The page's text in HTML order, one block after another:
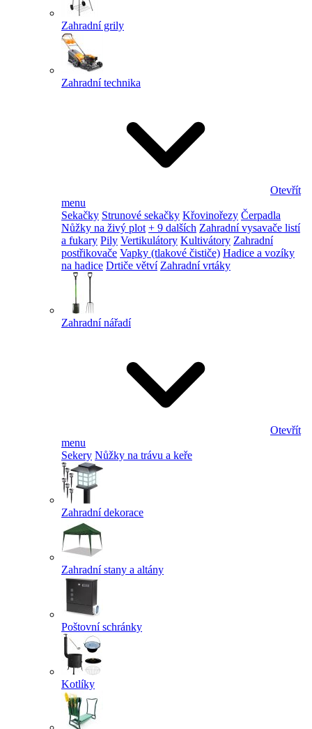
Zahradní grily
Zahradní technika
Otevřít
menu
Sekačky Strunové sekačky Křovinořezy Čerpadla
Nůžky na živý plot + 9 dalších Zahradní vysavače listí
a fukary Pily Vertikulátory Kultivátory Zahradní
postřikovače Vapky (tlakové čističe) Hadice a vozíky
na hadice Drtiče větví Zahradní vrtáky
Zahradní nářadí
Otevřít
menu
Sekery Nůžky na trávu a keře
Zahradní dekorace
Zahradní stany a altány
Poštovní schránky
Kotlíky